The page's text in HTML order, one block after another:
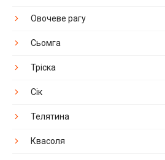
Овочеве рагу
Сьомга
Тріска
Сік
Телятина
Квасоля